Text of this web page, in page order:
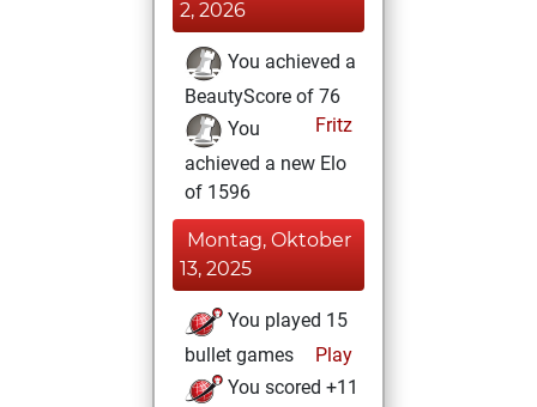
2, 2026
You achieved a
BeautyScore of 76
Fritz
You
achieved a new Elo
of 1596
Montag, Oktober
13, 2025
You played 15
bullet games
Play
You scored +11